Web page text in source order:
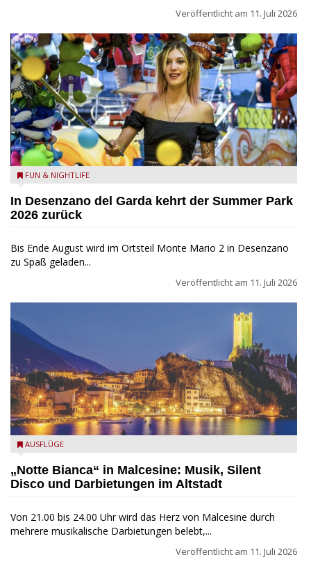
Veröffentlicht am 11. Juli 2026
Summer Park Desenzano - Summer Park Desenzano - FB
FUN & NIGHTLIFE
In Desenzano del Garda kehrt der Summer Park
2026 zurück
Bis Ende August wird im Ortsteil Monte Mario 2 in Desenzano
zu Spaß geladen...
Veröffentlicht am 11. Juli 2026
Malcesine, Abend
AUSFLÜGE
„Notte Bianca“ in Malcesine: Musik, Silent
Disco und Darbietungen im Altstadt
Von 21.00 bis 24.00 Uhr wird das Herz von Malcesine durch
mehrere musikalische Darbietungen belebt,...
Veröffentlicht am 11. Juli 2026